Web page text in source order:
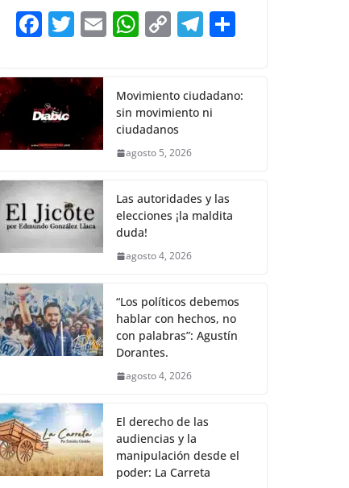
b
o
k
A
p
Li
n
a
m
F
c
e
b
o
o
k
T
itt
er
E W
s
A
p
C
y
Li
n
T
gr
a
e
Movimiento ciudadano:
sin movimiento ni
ciudadanos
agosto 5, 2026
Las autoridades y las
elecciones ¡la maldita
duda!
agosto 4, 2026
“Los políticos debemos
hablar con hechos, no
con palabras”: Agustín
Dorantes.
agosto 4, 2026
El derecho de las
audiencias y la
manipulación desde el
poder: La Carreta